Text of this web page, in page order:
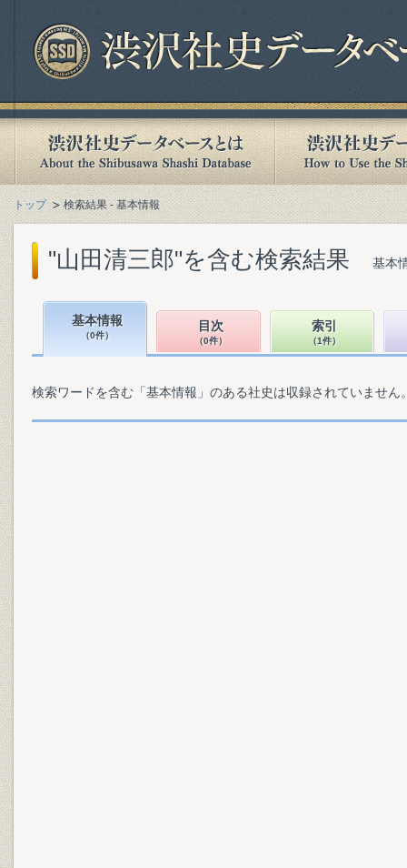
トップ 検索結果 - 基本情報
"山田清三郎"を含む検索結果 基本
基本情報
（0件）
目次
（0件）
索引
（1件）
検索ワードを含む「基本情報」のある社史は収録されていません